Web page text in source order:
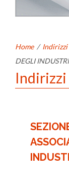
Home / Indirizzi
DEGLI
Indirizzi